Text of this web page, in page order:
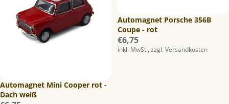
Ausverkauft
Automagnet Mini Cooper rot -
Dach weiß
Automagnet Porsche 356B
Coupe - rot
€6,75
inkl. MwSt., zzgl. Versandkosten